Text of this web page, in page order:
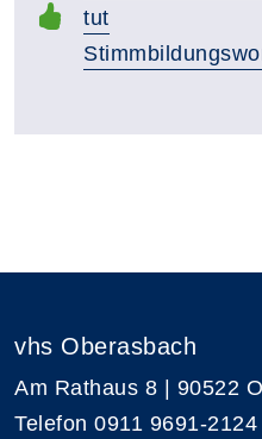
tut
vhs Oberasbach
Am Rathaus 8 | 90522
Telefon 0911 9691-2124